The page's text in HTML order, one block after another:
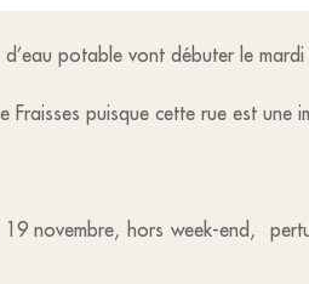
potable vont débuter le
Fraisses puisque cette rue est
novembre, hors week-end,